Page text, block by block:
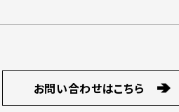
お問い合わせはこちら